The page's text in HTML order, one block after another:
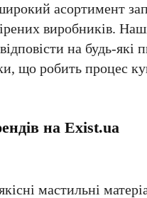
асортимент
виробників.
на будь-які
що робить процес
на Exist.ua
мастильні